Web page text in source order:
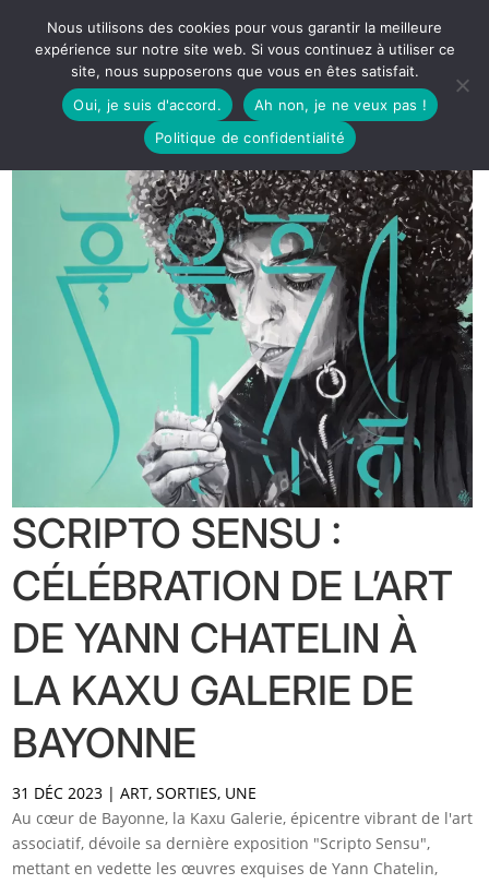
SCRIPTO SENSU :
CÉLÉBRATION DE L’ART
DE YANN CHATELIN À
LA KAXU GALERIE DE
BAYONNE
31 DÉC 2023 |ART,SORTIES, UNE
Au cœur de Bayonne, la Kaxu Galerie, épicentre vibrant de l'art
associatif, dévoile sa dernière exposition "Scripto Sensu",
mettant en vedette les œuvres exquises de Yann Chatelin,
Nous utilisons des cookies pour vous garantir la meilleure
expérience sur notre site web. Si vous continuez à utiliser ce
site, nous supposerons que vous en êtes satisfait.
Oui, je suis d'accord.
Ah non, je ne veux pas !
Politique de confidentialité